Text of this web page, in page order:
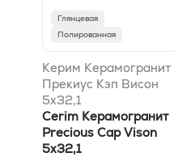
Глянцевая
Полированная
Керим Керамогранит
Прекиус Кэп Висон
5x32,1
Cerim Керамогранит
Precious Cap Vison
5x32,1